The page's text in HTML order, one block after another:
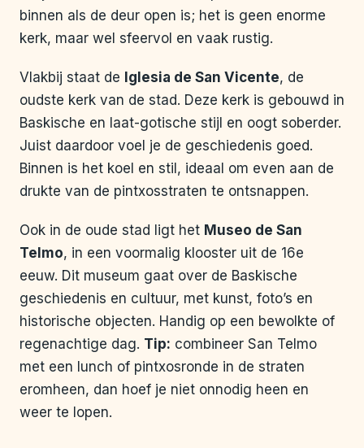
binnen als de deur open is; het is geen enorme
kerk, maar wel sfeervol en vaak rustig.
Vlakbij staat de Iglesia de San Vicente, de
oudste kerk van de stad. Deze kerk is gebouwd in
Baskische en laat-gotische stijl en oogt soberder.
Juist daardoor voel je de geschiedenis goed.
Binnen is het koel en stil, ideaal om even aan de
drukte van de pintxosstraten te ontsnappen.
Ook in de oude stad ligt het Museo de San
Telmo, in een voormalig klooster uit de 16e
eeuw. Dit museum gaat over de Baskische
geschiedenis en cultuur, met kunst, foto’s en
historische objecten. Handig op een bewolkte of
regenachtige dag. Tip: combineer San Telmo
met een lunch of pintxosronde in de straten
eromheen, dan hoef je niet onnodig heen en
weer te lopen.